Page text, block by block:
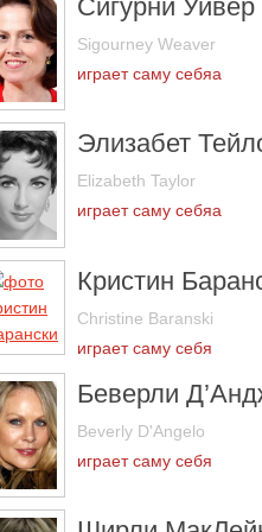
Сигурни Уивер
Sigourney Weaver
играет саму себяа
Элизабет
Elizabeth Taylor
играет саму себяа
Кристин
Christine Baranski
играет саму себя
Беверли
Beverly D'Angelo
играет саму себя